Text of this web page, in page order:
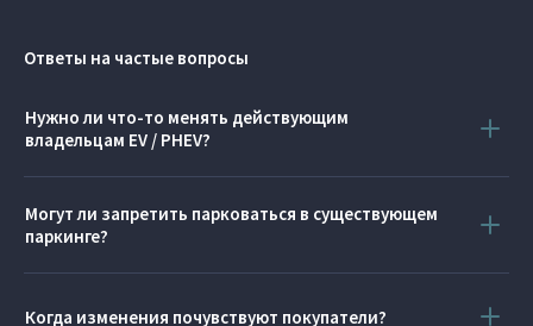
Ответы на частые вопросы
Нужно ли что-то менять действующим
владельцам EV / PHEV?
Могут ли запретить парковаться в существующем
паркинге?
проектирование, строительство, капитальный ремонт,
Когда изменения почувствуют покупатели?